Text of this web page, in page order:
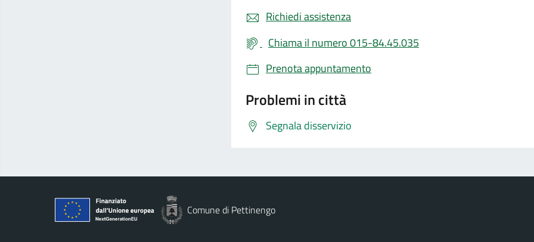
Richiedi assistenza
Chiama il numero 015-84.45.035
Prenota appuntamento
Problemi in città
Segnala disservizio
Comune di Pettinengo